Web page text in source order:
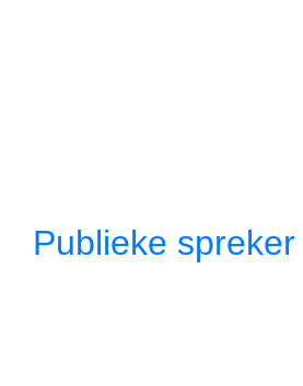
Publieke spreker